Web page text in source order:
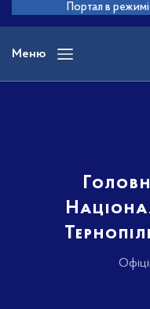
основного
вмісту
Портал в
Меню